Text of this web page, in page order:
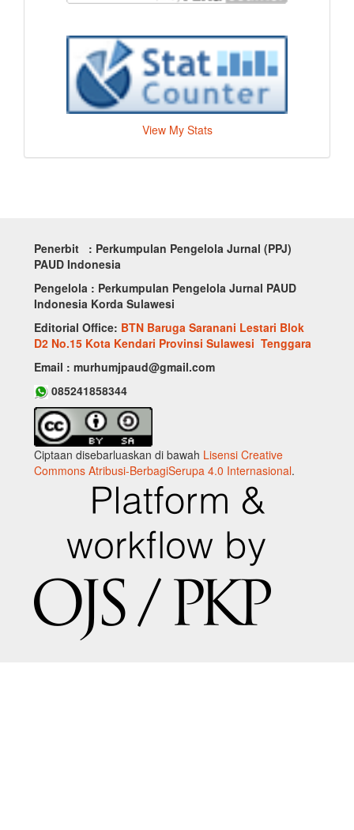
View My Stats
Penerbit : Perkumpulan Pengelola Jurnal (PPJ)
PAUD Indonesia
Pengelola : Perkumpulan Pengelola Jurnal PAUD
Indonesia Korda Sulawesi
Editorial Office: BTN Baruga Saranani Lestari Blok
D2 No.15 Kota Kendari Provinsi Sulawesi Tenggara
Email : murhumjpaud@gmail.com
085241858344
Ciptaan disebarluaskan di bawah Lisensi Creative
Commons Atribusi-BerbagiSerupa 4.0 Internasional.